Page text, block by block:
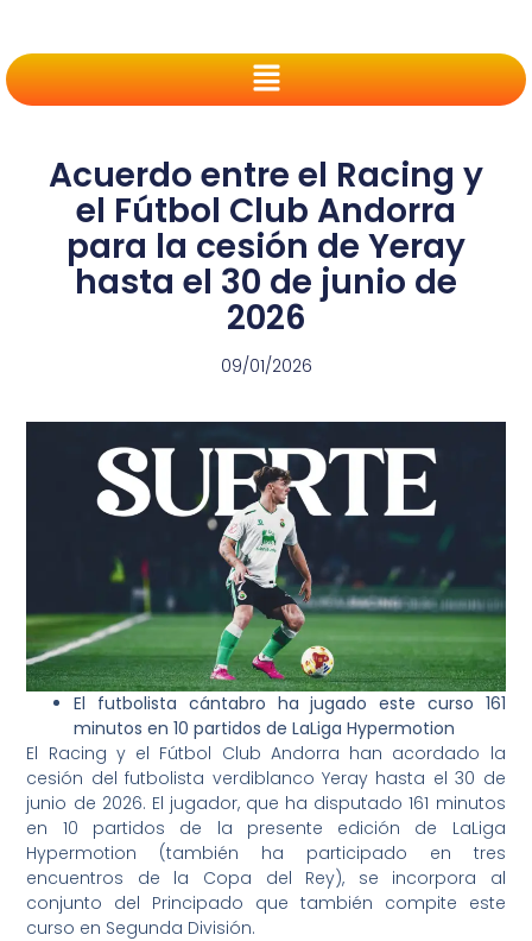
Acuerdo entre el Racing y
el Fútbol Club Andorra
para la cesión de Yeray
hasta el 30 de junio de
2026
09/01/2026
El futbolista cántabro ha jugado este curso 161
minutos en 10 partidos de LaLiga Hypermotion
El Racing y el Fútbol Club Andorra han acordado la
cesión del futbolista verdiblanco Yeray hasta el 30 de
junio de 2026. El jugador, que ha disputado 161 minutos
en 10 partidos de la presente edición de LaLiga
Hypermotion (también ha participado en tres
encuentros de la Copa del Rey), se incorpora al
conjunto del Principado que también compite este
curso en Segunda División.